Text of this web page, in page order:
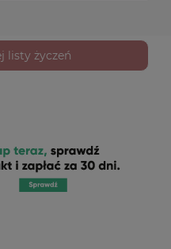
listy życzeń